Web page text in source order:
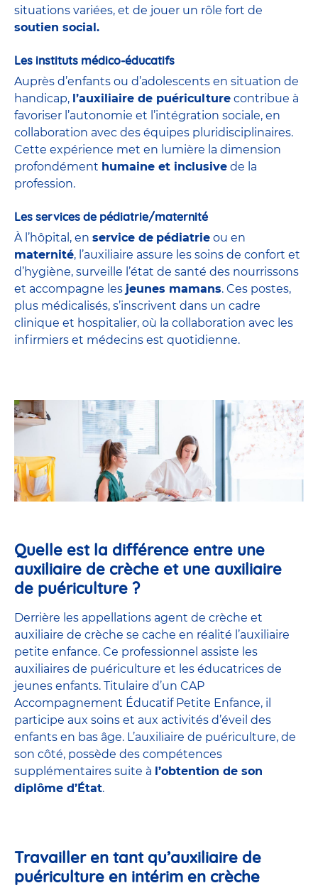
situations variées, et de jouer un rôle fort de
soutien social.
Les instituts médico-éducatifs
Auprès d’enfants ou d’adolescents en situation de
handicap, l’auxiliaire de puériculture contribue à
favoriser l’autonomie et l’intégration sociale, en
collaboration avec des équipes pluridisciplinaires.
Cette expérience met en lumière la dimension
profondément humaine et inclusive de la
profession.
Les services de pédiatrie/maternité
À l’hôpital, en service de pédiatrie ou en
maternité, l’auxiliaire assure les soins de confort et
d’hygiène, surveille l’état de santé des nourrissons
et accompagne les jeunes mamans. Ces postes,
plus médicalisés, s’inscrivent dans un cadre
clinique et hospitalier, où la collaboration avec les
infirmiers et médecins est quotidienne.
Quelle est la différence entre une
auxiliaire de crèche et une auxiliaire
de puériculture ?
Derrière les appellations agent de crèche et
auxiliaire de crèche se cache en réalité l’auxiliaire
petite enfance. Ce professionnel assiste les
auxiliaires de puériculture et les éducatrices de
jeunes enfants. Titulaire d’un CAP
Accompagnement Éducatif Petite Enfance, il
participe aux soins et aux activités d’éveil des
enfants en bas âge. L’auxiliaire de puériculture, de
son côté, possède des compétences
supplémentaires suite à l’obtention de son
diplôme d’État.
Travailler en tant qu’auxiliaire de
puériculture en intérim en crèche